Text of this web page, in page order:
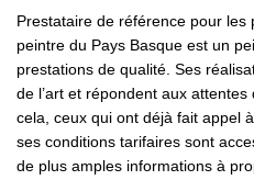
Prestataire de référence pour les
peintre du Pays Basque est un
prestations de qualité. Ses
de l’art et répondent aux
cela, ceux qui ont déjà fait appel
ses conditions tarifaires sont
de plus amples informations à